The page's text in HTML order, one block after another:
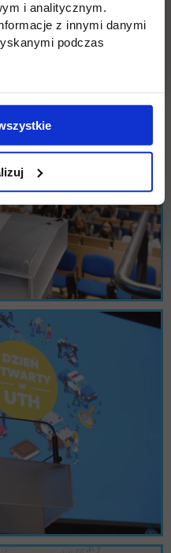
i analitycznym.
z innymi danymi
podczas